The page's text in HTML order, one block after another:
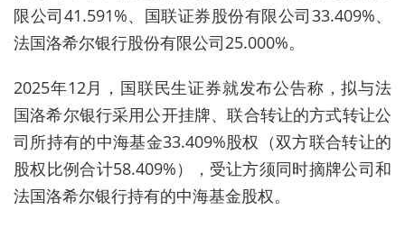
限公司41.591%、国联证券股份有限公司33.409%、
法国洛希尔银行股份有限公司25.000%。
2025年12月，国联民生证券就发布公告称，拟与法
国洛希尔银行采用公开挂牌、联合转让的方式转让公
司所持有的中海基金33.409%股权（双方联合转让的
股权比例合计58.409%），受让方须同时摘牌公司和
法国洛希尔银行持有的中海基金股权。